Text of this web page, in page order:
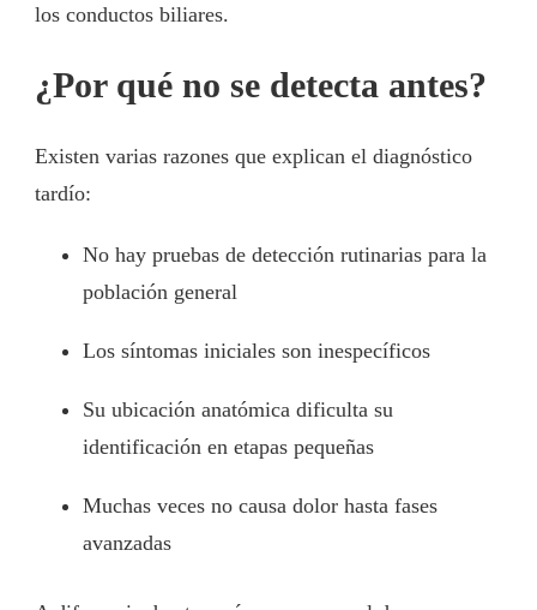
los conductos biliares.
¿Por qué no se detecta antes?
Existen varias razones que explican el diagnóstico
tardío:
No hay pruebas de detección rutinarias para la
población general
Los síntomas iniciales son inespecíficos
Su ubicación anatómica dificulta su
identificación en etapas pequeñas
Muchas veces no causa dolor hasta fases
avanzadas